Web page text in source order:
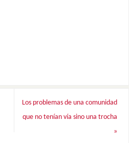
Los problemas de una comunidad
que no tenían vía sino una trocha
»